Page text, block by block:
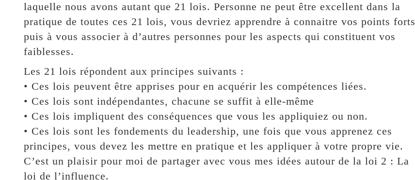
laquelle nous avons autant que 21 lois. Personne ne peut être excellent dans la
pratique de toutes ces 21 lois, vous devriez apprendre à connaitre vos points forts
puis à vous associer à d’autres personnes pour les aspects qui constituent vos
faiblesses.
Les 21 lois répondent aux principes suivants :
• Ces lois peuvent être apprises pour en acquérir les compétences liées.
• Ces lois sont indépendantes, chacune se suffit à elle-même
• Ces lois impliquent des conséquences que vous les appliquiez ou non.
• Ces lois sont les fondements du leadership, une fois que vous apprenez ces
principes, vous devez les mettre en pratique et les appliquer à votre propre vie.
C’est un plaisir pour moi de partager avec vous mes idées autour de la loi 2 : La
loi de l’influence.